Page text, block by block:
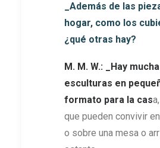
_Además de las
hogar, como los
¿qué otras hay?
M. M. W.: _Hay
esculturas en
formato para la cas
que pueden convivir
o sobre una mesa o